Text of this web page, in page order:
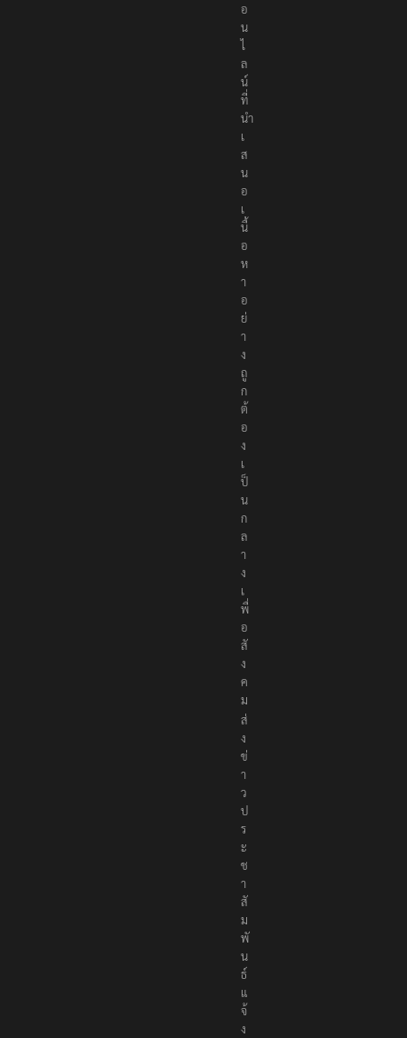
อ
น
ไ
ล
น์
ที่
นำ
เ
ส
น
อ
เ
นื้
อ
ห
า
อ
ย่
า
ง
ถู
ก
ต้
อ
ง
เ
ป็
น
ก
ล
า
ง
เ
พื่
อ
สั
ง
ค
ม
ส่
ง
ข่
า
ว
ป
ร
ะ
ช
า
สั
ม
พั
น
ธ์
แ
จ้
ง